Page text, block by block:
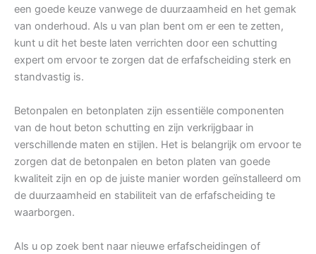
een goede keuze vanwege de duurzaamheid en het gemak
van onderhoud. Als u van plan bent om er een te zetten,
kunt u dit het beste laten verrichten door een schutting
expert om ervoor te zorgen dat de erfafscheiding sterk en
standvastig is.
Betonpalen en betonplaten zijn essentiële componenten
van de hout beton schutting en zijn verkrijgbaar in
verschillende maten en stijlen. Het is belangrijk om ervoor te
zorgen dat de betonpalen en beton platen van goede
kwaliteit zijn en op de juiste manier worden geïnstalleerd om
de duurzaamheid en stabiliteit van de erfafscheiding te
waarborgen.
Als u op zoek bent naar nieuwe erfafscheidingen of